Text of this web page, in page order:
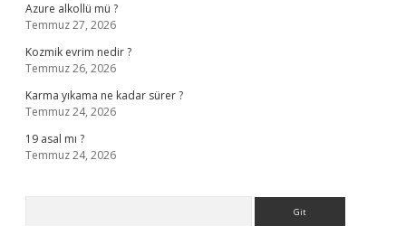
Azure alkollü mü ?
Temmuz 27, 2026
Kozmik evrim nedir ?
Temmuz 26, 2026
Karma yıkama ne kadar sürer ?
Temmuz 24, 2026
19 asal mı ?
Temmuz 24, 2026